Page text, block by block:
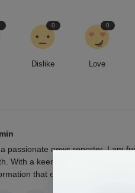
Dislike
0
Love
0
passionate news reporter, I am
With a keen eye for detail and a
that empowers and